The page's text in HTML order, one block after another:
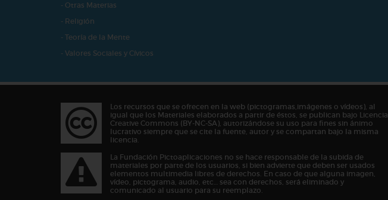
- Otras Materias
- Religión
- Teoría de la Mente
- Valores Sociales y Cívicos
Los recursos que se ofrecen en la web (pictogramas,imágenes o vídeos), al
igual que los Materiales elaborados a partir de éstos, se publican bajo Licencia
Creative Commons (BY-NC-SA), autorizándose su uso para fines sin ánimo
lucrativo siempre que se cite la fuente, autor y se compartan bajo la misma
licencia.
La Fundación Pictoaplicaciones no se hace responsable de la subida de
materiales por parte de los usuarios, si bien advierte que deben ser usados
elementos multimedia libres de derechos. En caso de que alguna imagen,
vídeo, pictograma, audio, etc… sea con derechos, será eliminado y
comunicado al usuario para su reemplazo.